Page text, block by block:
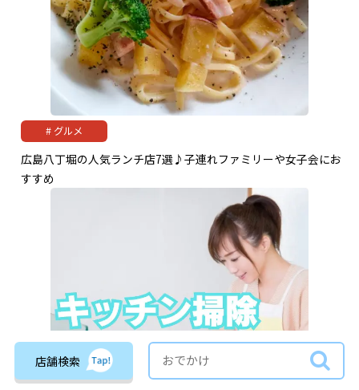
グルメ
広島八丁堀の人気ランチ店7選♪子連れファミリーや女子会にお
すすめ
店舗検索